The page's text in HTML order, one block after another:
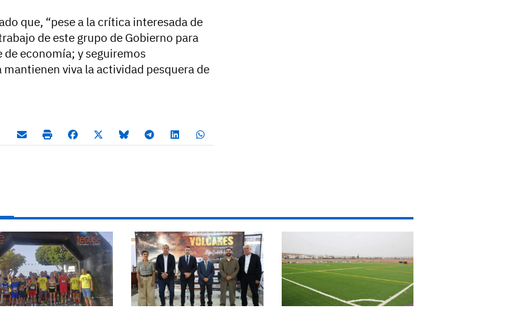
que, “pese a la crítica interesada de
de este grupo de Gobierno para
de economía; y seguiremos
viva la actividad pesquera de